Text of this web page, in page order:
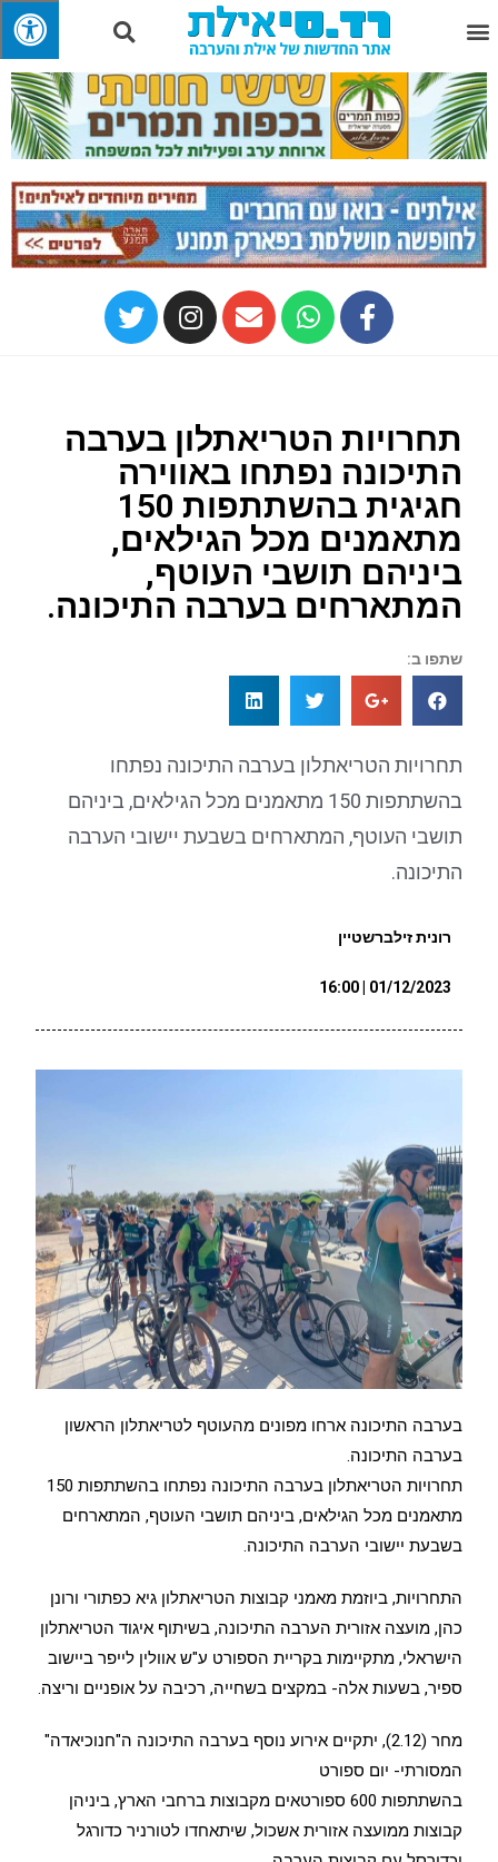
תחרויות הטריאתלון בערבה
התיכונה נפתחו באווירה
חגיגית בהשתתפות 150
מתאמנים מכל הגילאים,
ביניהם תושבי העוטף,
המתארחים בערבה התיכונה.
שתפו ב:
תחרויות הטריאתלון בערבה התיכונה נפתחו
בהשתתפות 150 מתאמנים מכל הגילאים, ביניהם
תושבי העוטף, המתארחים בשבעת יישובי הערבה
התיכונה.
רונית זילברשטיין
01/12/2023 | 16:00
בערבה התיכונה ארחו מפונים מהעוטף לטריאתלון הראשון
בערבה התיכונה.
תחרויות הטריאתלון בערבה התיכונה נפתחו בהשתתפות 150
מתאמנים מכל הגילאים, ביניהם תושבי העוטף, המתארחים
בשבעת יישובי הערבה התיכונה.
התחרויות, ביוזמת מאמני קבוצות הטריאתלון גיא כפתורי ורונן
כהן, מועצה אזורית הערבה התיכונה, בשיתוף איגוד הטריאתלון
הישראלי, מתקיימות בקריית הספורט ע"ש אוולין לייפר ביישוב
ספיר, בשעות אלה- במקצים בשחייה, רכיבה על אופניים וריצה.
מחר (2.12), יתקיים אירוע נוסף בערבה התיכונה ה"חנוכיאדה"
המסורתי- יום ספורט
בהשתתפות 600 ספורטאים מקבוצות ברחבי הארץ, ביניהן
קבוצות ממועצה אזורית אשכול, שיתאחדו לטורניר כדורגל